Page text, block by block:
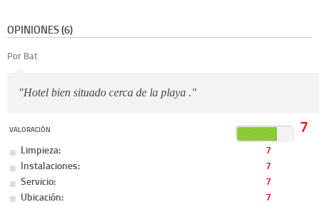
OPINIONES (6)
Por Bat
"Hotel bien situado cerca de la playa ."
VALORACIÓN 7
Limpieza:
7
Instalaciones:
7
Servicio:
7
Ubicación:
7